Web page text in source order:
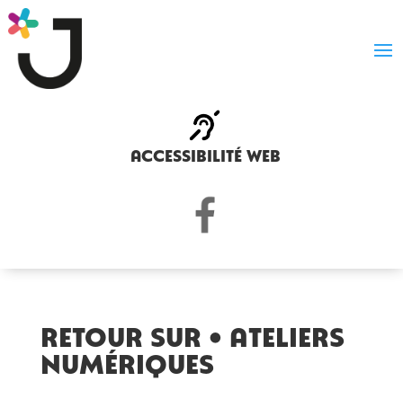
accessibilité web
RETOUR SUR • ATELIERS
NUMÉRIQUES